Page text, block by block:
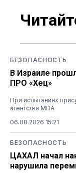
БЕЗОПАСНОСТЬ
В Израиле
ПРО «Хец»
При испытаниях
агентства MDA
06.08.2026 15:21
БЕЗОПАСНОСТЬ
ЦАХАЛ начал
нарушила